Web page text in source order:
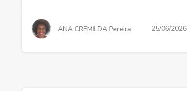
ANA CREMILDA Pereira 25/06/2026